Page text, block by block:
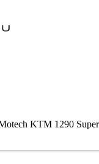
KTM 1290 Super